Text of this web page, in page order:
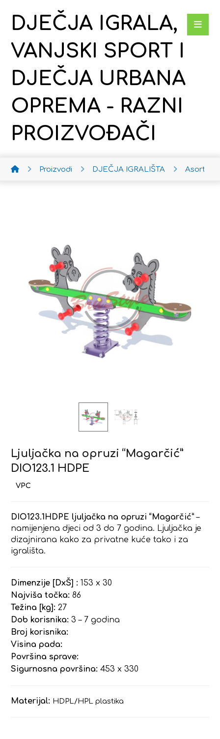
DJEČJA IGRALA,
VANJSKI SPORT I
DJEČJA URBANA
OPREMA - RAZNI
PROIZVOĐAČI
Proizvodi DJEČJA IGRALIŠTA
Ljuljačka na opruzi “Magarčić”
DIO123.1 HDPE
DIO123.1HDPE ljuljačka na opruzi “Magarčić” –
namijenjena djeci od 3 do 7 godina. Ljuljačka je
dizajnirana kako za privatne kuće tako i za
igrališta.
Dimenzije [DxŠ] : 153 x 30
Najviša točka: 86
Težina [kg]: 27
Dob korisnika: 3 – 7 godina
Broj korisnika:
Visina pada:
Površina sprave:
Sigurnosna površina: 453 x 330
Materijal: HDPL/HPL plastika